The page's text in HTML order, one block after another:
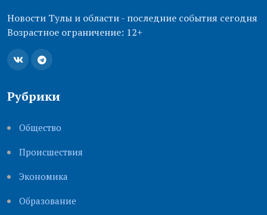
Новости Тулы и области - последние события сегодня
Возрастное ограничение: 12+
Рубрики
Общество
Происшествия
Экономика
Образование